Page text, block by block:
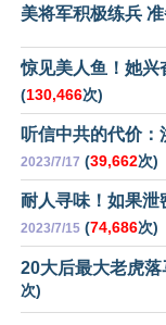
美将军积极练兵
惊见美人鱼！她
(130,466次)
听信中共的代价
2023/7/17 (39,662次)
耐人寻味！如果泄
2023/7/15 (74,686次)
20大后最大老虎
次)